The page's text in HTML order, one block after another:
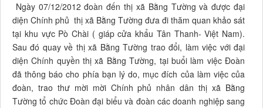
Ngày 07/12/2012 đoàn đến thị xã Bằng Tường và được đại
diện Chính phủ thị xã Bằng Tường đưa đi thăm quan khảo sát
tại khu vực Pò Chài ( giáp cửa khẩu Tân Thanh- Việt Nam).
Sau đó quay về thị xã Bằng Tường trao đổi, làm việc với đại
diện Chính quyền thị xã Bằng Tường, tại buổi làm việc Đoàn
đã thông báo cho phía bạn lý do, mục đích của làm việc của
đoàn, trao thư mời mời Chính phủ nhân dân thị xã Bằng
Tường tổ chức Đoàn đại biểu và đoàn các doanh nghiệp sang